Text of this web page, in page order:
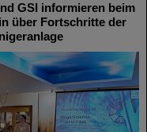
GSI informieren beim
über Fortschritte der